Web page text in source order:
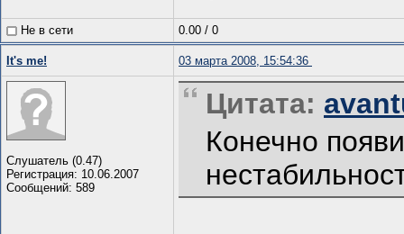
Не в сети 0.00 / 0
It's me! 03 марта 2008, 15:54:36
Слушатель (0.47)
Регистрация: 10.06.2007
Сообщений: 589
Цитата:
Конечно